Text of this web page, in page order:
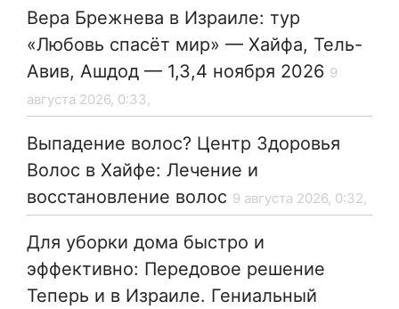
Вера Брежнева в Израиле: тур
«Любовь спасёт мир» — Хайфа, Тель-
Авив, Ашдод — 1,3,4 ноября 2026 9
августа 2026, 0:33,
Выпадение волос? Центр Здоровья
Волос в Хайфе: Лечение и
восстановление волос 9 августа 2026, 0:32,
Для уборки дома быстро и
эффективно: Передовое решение
Теперь и в Израиле. Гениальный